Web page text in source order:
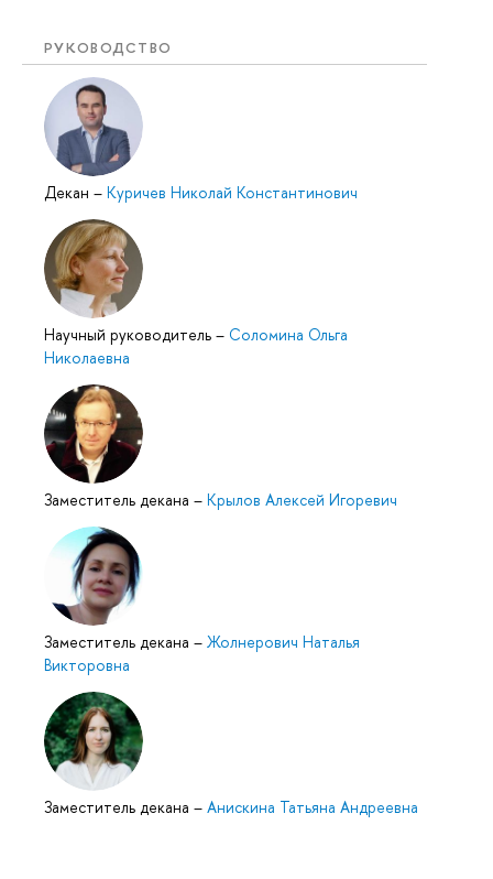
РУКОВОДСТВО
Декан – Куричев Николай Константинович
Научный руководитель – Соломина Ольга
Николаевна
Заместитель декана – Крылов Алексей Игоревич
Заместитель декана – Жолнерович Наталья
Викторовна
Заместитель декана – Анискина Татьяна Андреевна